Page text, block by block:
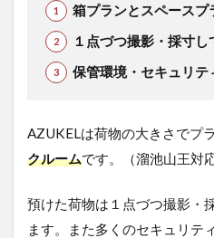
箱プランとスペースプ
１点づつ撮影・採寸し
保管環境・セキュリテ
AZUKELは荷物の大きさでプ
クルームです。（溜池山王対応
預けた荷物は１点づつ撮影・
ます。また多くのセキュリテ